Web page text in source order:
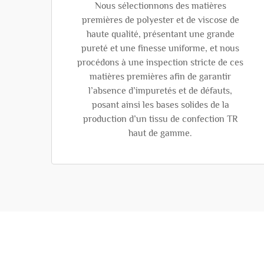
Nous sélectionnons des matières
premières de polyester et de viscose de
haute qualité, présentant une grande
pureté et une finesse uniforme, et nous
procédons à une inspection stricte de ces
matières premières afin de garantir
l’absence d’impuretés et de défauts,
posant ainsi les bases solides de la
production d’un tissu de confection TR
haut de gamme.